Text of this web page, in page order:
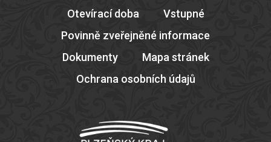
Otevírací doba
Vstupné
Povinně zveřejněné informace
Dokumenty
Mapa stránek
Ochrana osobních údajů